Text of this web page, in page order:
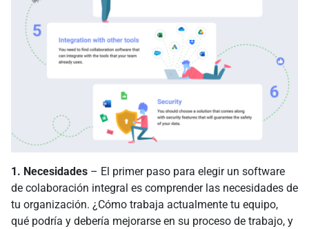
1. Necesidades – El primer paso para elegir un software
de colaboración integral es comprender las necesidades de
tu organización. ¿Cómo trabaja actualmente tu equipo,
qué podría y debería mejorarse en su proceso de trabajo, y